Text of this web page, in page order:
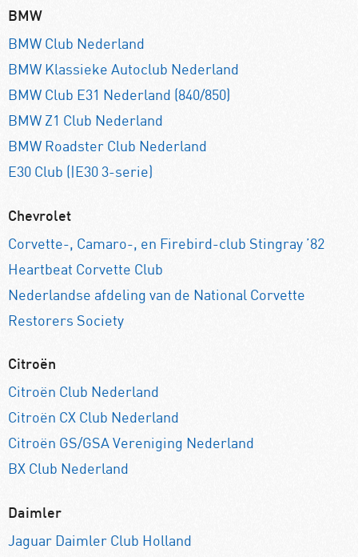
BMW
BMW Club Nederland
BMW Klassieke Autoclub Nederland
BMW Club E31 Nederland (840/850)
BMW Z1 Club Nederland
BMW Roadster Club Nederland
E30 Club (|E30 3-serie)
Chevrolet
Corvette-, Camaro-, en Firebird-club Stingray ’82
Heartbeat Corvette Club
Nederlandse afdeling van de National Corvette
Restorers Society
Citroën
Citroën Club Nederland
Citroën CX Club Nederland
Citroën GS/GSA Vereniging Nederland
BX Club Nederland
Daimler
Jaguar Daimler Club Holland